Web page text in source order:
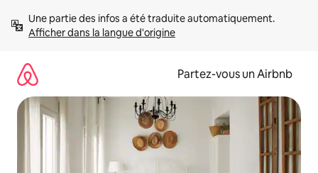
directement
Afficher dans la langue d'origine
Partez-vous un Airbnb